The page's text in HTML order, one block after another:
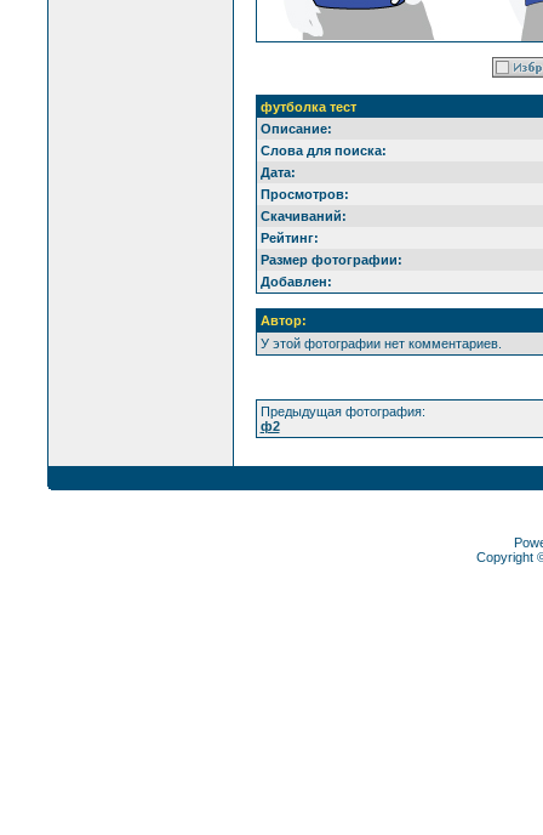
футболка тест
Описание:
Слова для поиска:
Дата:
Просмотров:
Скачиваний:
Рейтинг:
Размер фотографии:
Добавлен:
Автор:
У этой фотографии нет комментариев.
Предыдущая фотография:
ф2
Copyright